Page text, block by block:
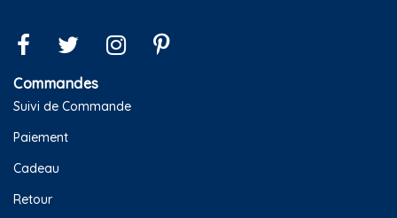
Commandes
Suivi de Commande
Paiement
Cadeau
Retour